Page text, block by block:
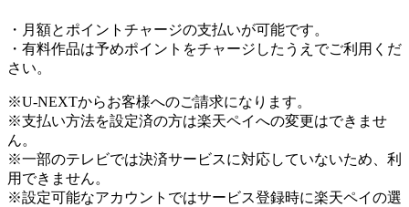
・月額とポイントチャージの支払いが可能です。
・有料作品は予めポイントをチャージしたうえでご利用くだ
さい。
※U-NEXTからお客様へのご請求になります。
※支払い方法を設定済の方は楽天ペイへの変更はできませ
ん。
※一部のテレビでは決済サービスに対応していないため、利
用できません。
※設定可能なアカウントではサービス登録時に楽天ペイの選